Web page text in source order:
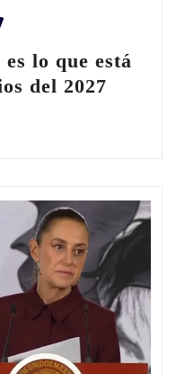
lo que está
del 2027